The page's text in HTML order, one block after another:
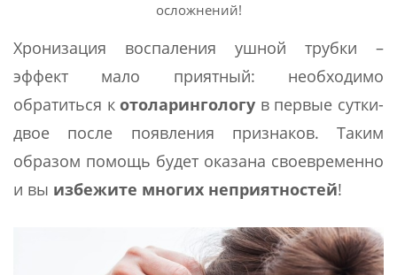
осложнений!
Хронизация воспаления ушной трубки –
эффект мало приятный: необходимо
обратиться котоларингологу в первые сутки-
двое после появления признаков. Таким
образом помощь будет оказана своевременно
и вы избежите многих неприятностей!